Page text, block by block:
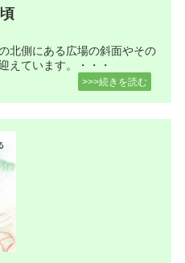
北側にある広場の斜面やその
えています。・・・
>>>続きを読む